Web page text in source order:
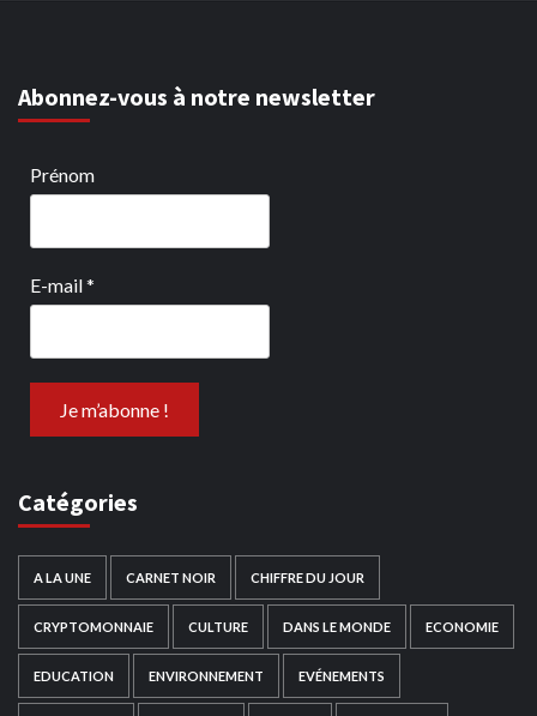
Abonnez-vous à notre newsletter
Prénom
E-mail*
Catégories
A LA UNE CARNET NOIR CHIFFRE DU JOUR
CRYPTOMONNAIE CULTURE DANS LE MONDE ECONOMIE
EDUCATION ENVIRONNEMENT EVÉNEMENTS